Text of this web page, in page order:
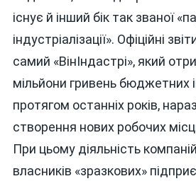
існує й інший бік так званої
індустріалізації». Офіційні
самий «ВінІндастрі», який
мільйони гривень бюджетних
протягом останніх років,
створення нових робочих
При цьому діяльність
власників «зразкових»